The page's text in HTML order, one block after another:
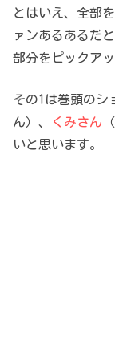
とはいえ、全部
ァンあるあるだ
部分をピックアッ
その1は巻頭のシ
ん）、
くみさん
いと思います。